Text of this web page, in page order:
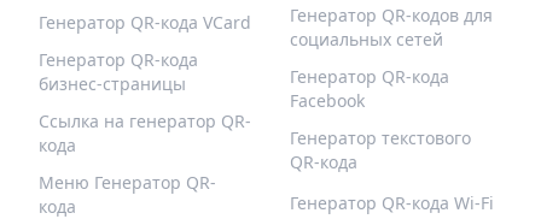
Генератор QR-кода VCard
Генератор QR-кода
бизнес-страницы
Ссылка на генератор QR-
кода
Меню Генератор QR-
кода
Генератор QR-кодов для
социальных сетей
Генератор QR-кода
Facebook
Генератор текстового
QR-кода
Генератор QR-кода Wi-Fi